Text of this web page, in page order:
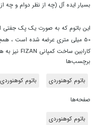
بسیار ایده آل (چه از نظر دوام و چه
50 میلی متری عرضه شده است ،
کارابین ساخت کمپانی FIZAN نیز به همراه این پک عرضه شده است .
برچسب‌ها
باتوم کوهنوردی باتوم
صفحه‌ها
باتوم کوهنوردی